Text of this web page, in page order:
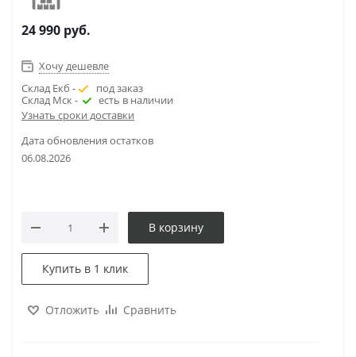
24 990 руб.
Хочу дешевле
Склад Екб -
под заказ
Склад Мск -
есть в наличии
Узнать сроки доставки
Дата обновления остатков
06.08.2026
В корзину
Купить в 1 клик
Отложить Сравнить